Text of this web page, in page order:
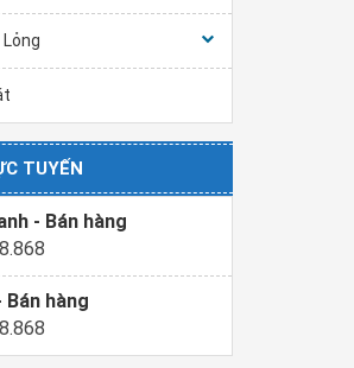
TUYẾN
- Bán hàng
Bán hàng